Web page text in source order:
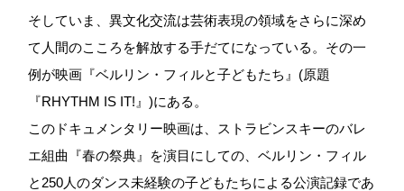
そしていま、異文化交流は芸術表現の領域をさらに深め
て人間のこころを解放する手だてになっている。その一
例が映画『ベルリン・フィルと子どもたち』(原題
『RHYTHM IS IT!』)にある。
このドキュメンタリー映画は、ストラビンスキーのバレ
エ組曲『春の祭典』を演目にしての、ベルリン・フィル
と250人のダンス未経験の子どもたちによる公演記録であ